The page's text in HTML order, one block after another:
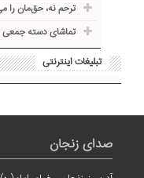
ترحم نه، حق‌مان را
تماشای دسته جمعی
تبلیغات اینترنتی
صدای زنجان